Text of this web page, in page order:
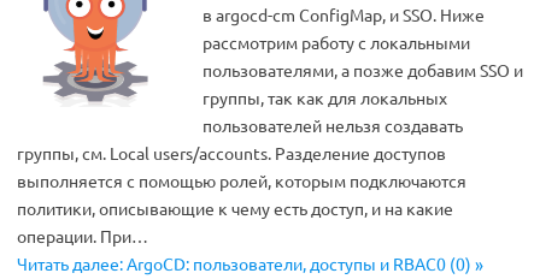
в argocd-cm ConfigMap, и SSO. Ниже
рассмотрим работу с локальными
пользователями, а позже добавим SSO и
группы, так как для локальных
пользователей нельзя создавать
группы, см. Local users/accounts. Разделение доступов
выполняется с помощью ролей, которым подключаются
политики, описывающие к чему есть доступ, и на какие
операции. При…
Читать далее: ArgoCD: пользователи, доступы и RBAC0 (0) »